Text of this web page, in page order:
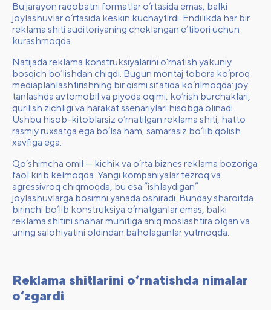
Bu jarayon raqobatni formatlar o‘rtasida emas, balki
joylashuvlar o‘rtasida keskin kuchaytirdi. Endilikda har bir
reklama shiti auditoriyaning cheklangan e’tibori uchun
kurashmoqda.
Natijada reklama konstruksiyalarini o‘rnatish yakuniy
bosqich bo‘lishdan chiqdi. Bugun montaj tobora ko‘proq
mediaplanlashtirishning bir qismi sifatida ko‘rilmoqda: joy
tanlashda avtomobil va piyoda oqimi, ko‘rish burchaklari,
qurilish zichligi va harakat ssenariylari hisobga olinadi.
Ushbu hisob-kitoblarsiz o‘rnatilgan reklama shiti, hatto
rasmiy ruxsatga ega bo‘lsa ham, samarasiz bo‘lib qolish
xavfiga ega.
Qo‘shimcha omil — kichik va o‘rta biznes reklama bozoriga
faol kirib kelmoqda. Yangi kompaniyalar tezroq va
agressivroq chiqmoqda, bu esa “ishlaydigan”
joylashuvlarga bosimni yanada oshiradi. Bunday sharoitda
birinchi bo‘lib konstruksiya o‘rnatganlar emas, balki
reklama shitini shahar muhitiga aniq moslashtira olgan va
uning salohiyatini oldindan baholaganlar yutmoqda.
Reklama shitlarini o‘rnatishda nimalar
o‘zgardi